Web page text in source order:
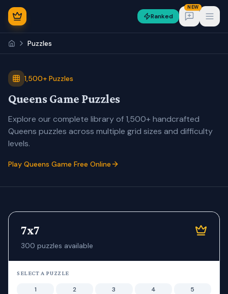
Ranked
NEW
NEW
Sign In
Puzzles
1,500+ Puzzles
Queens Game Puzzles
Explore our complete library of 1,500+ handcrafted
Queens puzzles across multiple grid sizes and difficulty
levels.
Play Queens Game Free Online
7x7
300 puzzles available
SELECT A PUZZLE
1 2 3 4
5